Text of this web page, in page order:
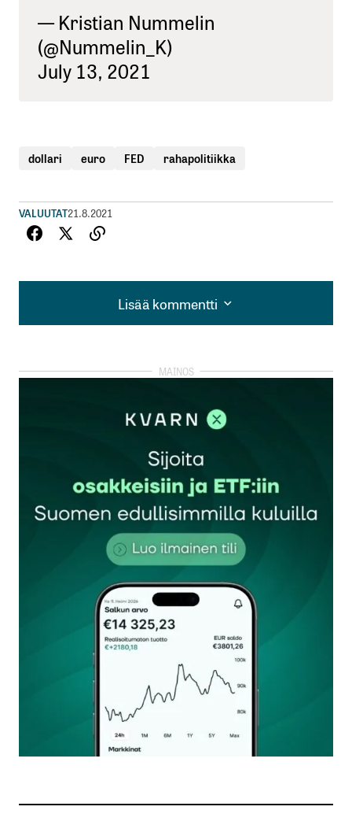
— Kristian Nummelin
(@Nummelin_K)
July 13, 2021
dollari euro FED rahapolitiikka
VALUUTAT21.8.2021
Lisää kommentti
Lisää kommentti
kirjautua
rekisteröityä
Sähköpostiosoitettasi ei julkaista.Pakolliset
kentät on merkitty*
Kommentti*
Nimesi tai nimimerkkisi
Sähköpostiosoitteesi
Tilaa SalkunRakentajan uutiskirje